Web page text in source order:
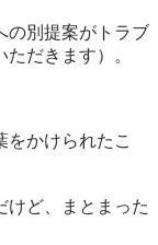
の別提案がトラブ
だきます）。
かけられたこ
けど、まとまった